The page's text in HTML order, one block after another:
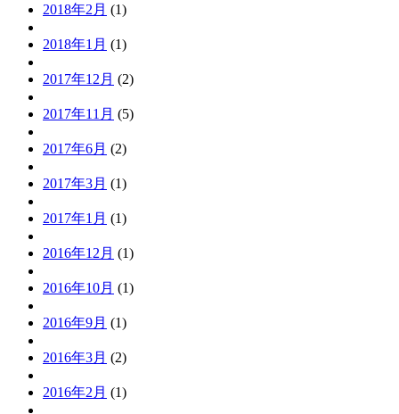
2018年2月 (1)
2018年1月 (1)
2017年12月 (2)
2017年11月 (5)
2017年6月 (2)
2017年3月 (1)
2017年1月 (1)
2016年12月 (1)
2016年10月 (1)
2016年9月 (1)
2016年3月 (2)
2016年2月 (1)